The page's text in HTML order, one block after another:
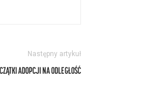
Następny artykuł
ADOPCJI NA ODLEGŁOŚĆ